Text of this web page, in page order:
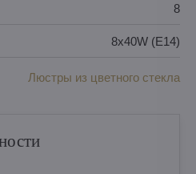
8
8x40W (E14)
Люстры из цветного стекла